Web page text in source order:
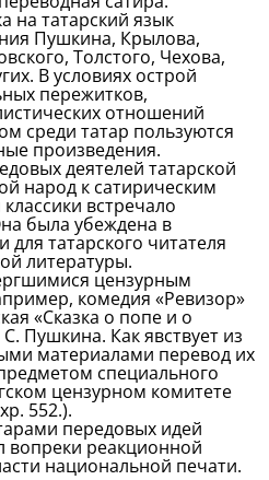
на татарский язык
Пушкина, Крылова,
Толстого, Чехова,
В условиях острой
пережитков,
отношений
среди татар пользуются
произведения.
деятелей татарской
народ к сатирическим
встречало
была убеждена в
для татарского читателя
литературы.
цензурным
комедия «Ревизор»
«Сказка о попе и о
Пушкина. Как явствует из
материалами перевод их
специального
цензурном комитете
552.).
передовых идей
вопреки реакционной
национальной печати.